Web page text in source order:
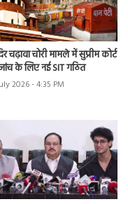
चढ़ावा चोरी मामले में सुप्रीम कोर्ट
के लिए नई SIT गठित
2026 - 4:35 PM